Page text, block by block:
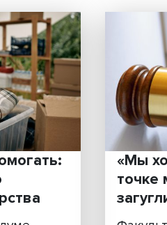
как найти
интересами
и работодателей
законе
для его развития